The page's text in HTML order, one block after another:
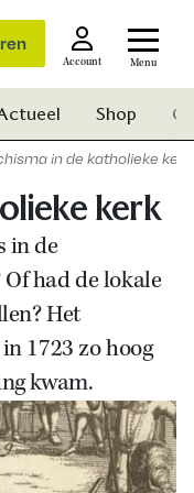
Account Menu
Zoek
Shop
in de katholieke kerk
kerk
in de
had de lokale
Het
1723 zo hoog
kwam.